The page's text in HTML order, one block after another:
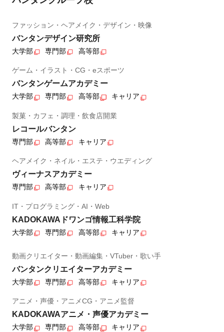
ファッション・ヘアメイク・デザイン・映像
バンタンデザイン研究所
大学部 専門部 高等部
ゲーム・イラスト・CG・eスポーツ
バンタンゲームアカデミー
大学部 専門部 高等部 キャリア
製菓・カフェ・調理・飲食店開業
レコールバンタン
専門部 高等部 キャリア
ヘアメイク・ネイル・エステ・ウエディング
ヴィーナスアカデミー
専門部 高等部 キャリア
IT・プログラミング・AI・Web
KADOKAWAドワンゴ情報工科学院
大学部 専門部 高等部 キャリア
動画クリエイター・動画編集・VTuber・歌い手
バンタンクリエイターアカデミー
大学部 専門部 高等部 キャリア
アニメ・声優・アニメCG・アニメ監督
KADOKAWAアニメ・声優アカデミー
大学部 専門部 高等部 キャリア